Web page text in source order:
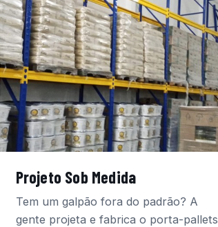
Projeto Sob Medida
Tem um galpão fora do padrão? A
gente projeta e fabrica o porta-pallets